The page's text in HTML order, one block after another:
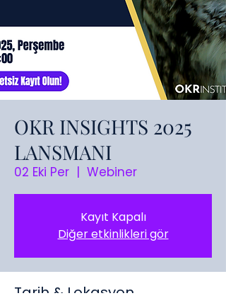
OKR INSIGHTS 2025
LANSMANI
02 Eki Per
  |
Webiner
Kayıt Kapalı
Diğer etkinlikleri gör
Tarih & Lokasyon